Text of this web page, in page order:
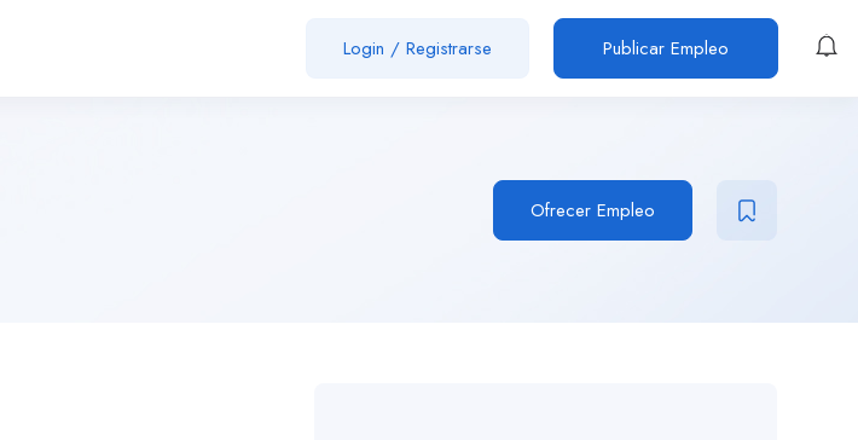
Login / Registrarse Publicar Empleo
Ofrecer Empleo